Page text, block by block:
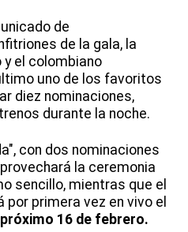
de
de la gala, la
y el colombiano
uno de los favoritos
diez nominaciones,
durante la noche.
con dos nominaciones
la ceremonia
sencillo, mientras que el
primera vez en vivo el
16 de febrero.